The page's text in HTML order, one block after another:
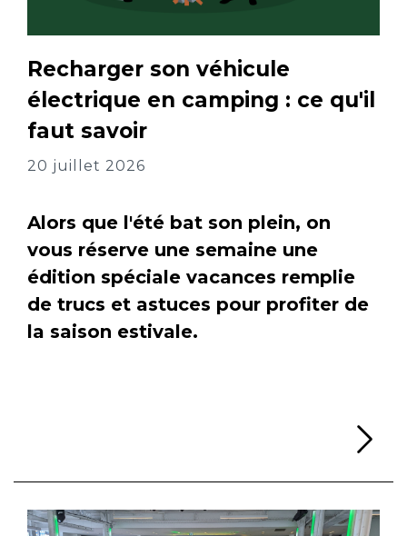
Recharger son véhicule
électrique en camping : ce qu'il
faut savoir
20 juillet 2026
Alors que l'été bat son plein, on
vous réserve une semaine une
édition spéciale vacances remplie
de trucs et astuces pour profiter de
la saison estivale.